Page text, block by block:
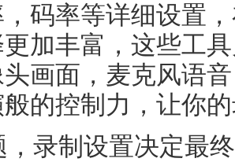
码率等详细设置
加丰富，这些工
画面，麦克风语
的控制力，让你
，录制设置决定最